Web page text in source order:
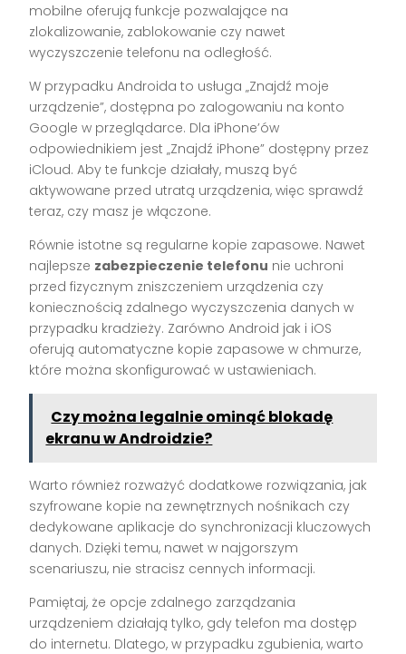
mobilne oferują funkcje pozwalające na
zlokalizowanie, zablokowanie czy nawet
wyczyszczenie telefonu na odległość.
W przypadku Androida to usługa „Znajdź moje
urządzenie”, dostępna po zalogowaniu na konto
Google w przeglądarce. Dla iPhone’ów
odpowiednikiem jest „Znajdź iPhone” dostępny przez
iCloud. Aby te funkcje działały, muszą być
aktywowane przed utratą urządzenia, więc sprawdź
teraz, czy masz je włączone.
Równie istotne są regularne kopie zapasowe. Nawet
najlepsze zabezpieczenie telefonu nie uchroni
przed fizycznym zniszczeniem urządzenia czy
koniecznością zdalnego wyczyszczenia danych w
przypadku kradzieży. Zarówno Android jak i iOS
oferują automatyczne kopie zapasowe w chmurze,
które można skonfigurować w ustawieniach.
Czy można legalnie ominąć blokadę
ekranu w Androidzie?
Warto również rozważyć dodatkowe rozwiązania, jak
szyfrowane kopie na zewnętrznych nośnikach czy
dedykowane aplikacje do synchronizacji kluczowych
danych. Dzięki temu, nawet w najgorszym
scenariuszu, nie stracisz cennych informacji.
Pamiętaj, że opcje zdalnego zarządzania
urządzeniem działają tylko, gdy telefon ma dostęp
do internetu. Dlatego, w przypadku zgubienia, warto